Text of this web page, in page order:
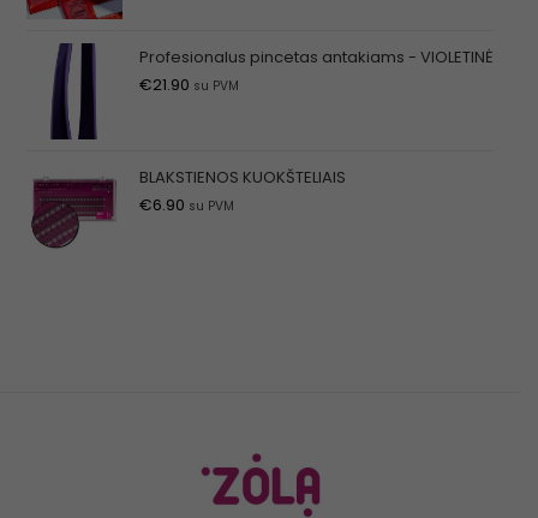
Profesionalus pincetas antakiams - VIOLETINĖ
€21.90 su PVM
BLAKSTIENOS KUOKŠTELIAIS
€6.90 su PVM